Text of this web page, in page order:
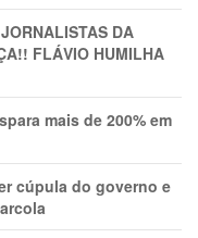
DA
FLÁVIO HUMILHA
mais de 200% em
cúpula do governo e